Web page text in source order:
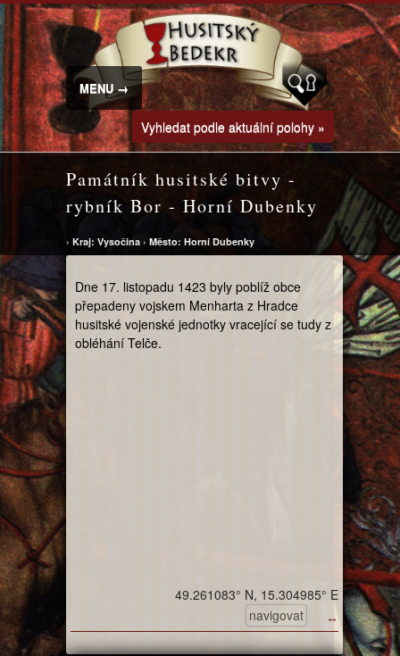
MENU →
Vyhledat podle aktuální polohy »
Památník husitské bitvy -
rybník Bor - Horní Dubenky
› Kraj: Vysočina › Město: Horní Dubenky
Dne 17. listopadu 1423 byly poblíž obce
přepadeny vojskem Menharta z Hradce
husitské vojenské jednotky vracející se tudy z
obléhání Telče.
↔
49.261083° N, 15.304985° E
navigovat